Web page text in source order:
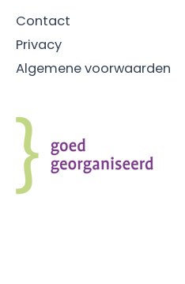
Contact
Privacy
Algemene voorwaarden